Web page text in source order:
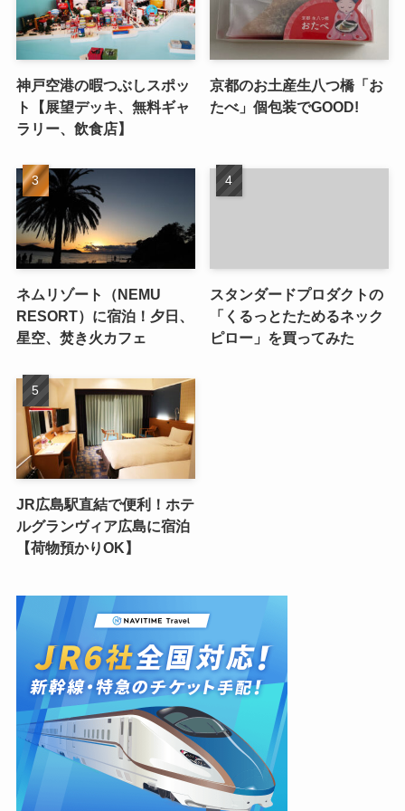
神戸空港の暇つぶしスポッ
ト【展望デッキ、無料ギャ
ラリー、飲食店】
京都のお土産生八つ橋「お
たべ」個包装でGOOD!
ネムリゾート（NEMU
RESORT）に宿泊！夕日、
星空、焚き火カフェ
スタンダードプロダクトの
「くるっとたためるネック
ピロー」を買ってみた
JR広島駅直結で便利！ホテ
ルグランヴィア広島に宿泊
【荷物預かりOK】